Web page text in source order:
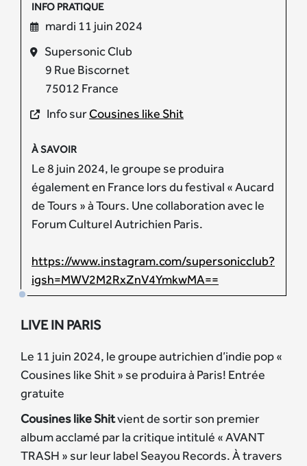
INFO PRATIQUE
mardi 11 juin 2024
Supersonic Club
9 Rue Biscornet
75012 France
Info surCousines like Shit
À SAVOIR
Le 8 juin 2024, le groupe se produira
également en France lors du festival « Aucard
de Tours » à Tours. Une collaboration avec le
Forum Culturel Autrichien Paris.
https://www.instagram.com/supersonicclub?
igsh=MWV2M2RxZnV4YmkwMA==
LIVE IN PARIS
Le 11 juin 2024, le groupe autrichien d’indie pop «
Cousines like Shit » se produira à Paris! Entrée
gratuite
Cousines like Shitvient de sortir son premier
album acclamé par la critique intitulé « AVANT
TRASH » sur leur label Seayou Records. À travers